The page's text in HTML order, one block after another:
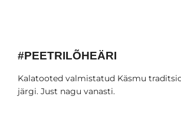
#PEETRILÕHEÄRI
Kalatooted valmistatud Käsmu
järgi. Just nagu vanasti.